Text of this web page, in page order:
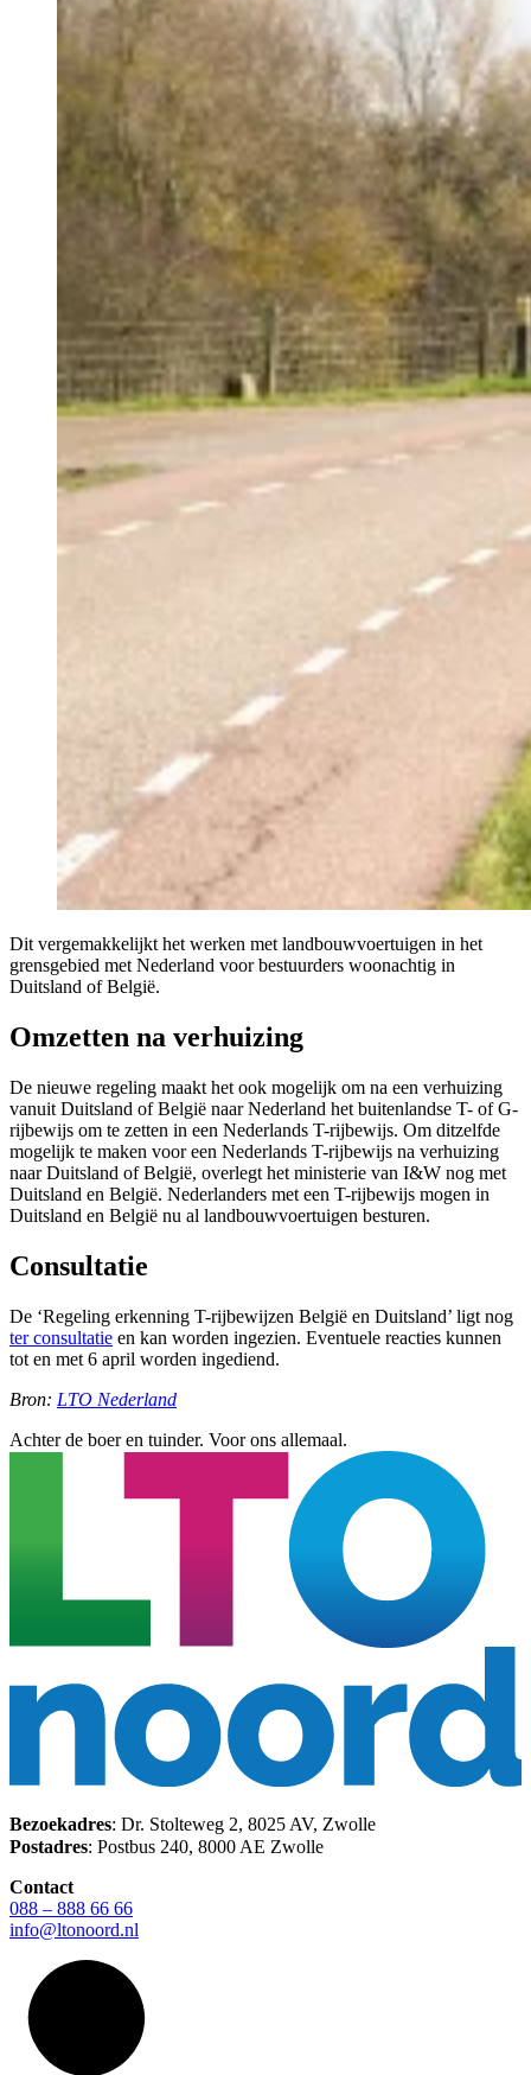
Dit vergemakkelijkt het werken met landbouwvoertuigen in het
grensgebied met Nederland voor bestuurders woonachtig in
Duitsland of België.
Omzetten na verhuizing
De nieuwe regeling maakt het ook mogelijk om na een verhuizing
vanuit Duitsland of België naar Nederland het buitenlandse T- of G-
rijbewijs om te zetten in een Nederlands T-rijbewijs. Om ditzelfde
mogelijk te maken voor een Nederlands T-rijbewijs na verhuizing
naar Duitsland of België, overlegt het ministerie van I&W nog met
Duitsland en België. Nederlanders met een T-rijbewijs mogen in
Duitsland en België nu al landbouwvoertuigen besturen.
Consultatie
De ‘Regeling erkenning T-rijbewijzen België en Duitsland’ ligt nog
ter consultatie en kan worden ingezien. Eventuele reacties kunnen
tot en met 6 april worden ingediend.
Bron: LTO Nederland
Achter de boer en tuinder. Voor ons allemaal.
Bezoekadres: Dr. Stolteweg 2, 8025 AV, Zwolle
Postadres: Postbus 240, 8000 AE Zwolle
Contact
088 – 888 66 66
info@ltonoord.nl